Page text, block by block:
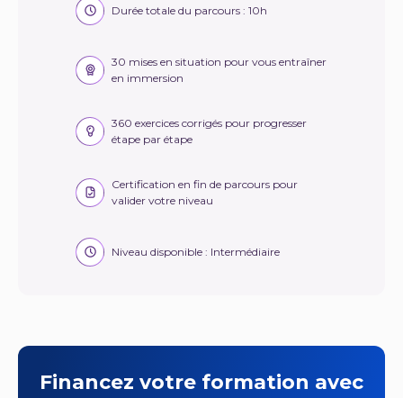
Durée totale du parcours : 10h
30 mises en situation pour vous entraîner
en immersion
360 exercices corrigés pour progresser
étape par étape
Certification en fin de parcours pour
valider votre niveau
Niveau disponible : Intermédiaire
Financez votre formation avec